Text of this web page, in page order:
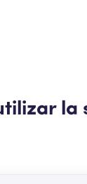
la